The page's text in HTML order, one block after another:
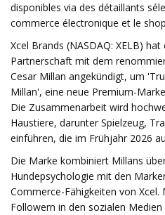
disponibles via des détaillants
commerce électronique et le
Xcel Brands (NASDAQ: XELB)
Partnerschaft mit dem
Cesar Millan angekündigt, um
Millan', eine neue Premium-
Die Zusammenarbeit wird
Haustiere, darunter Spielzeug,
einführen, die im Frühjahr 2026
Die Marke kombiniert Millans
Hundepsychologie mit den
Commerce-Fähigkeiten von
Followern in den sozialen